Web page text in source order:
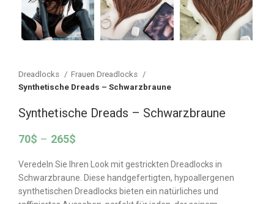
Dreadlocks
Frauen Dreadlocks
Synthetische Dreads – Schwarzbraune
Synthetische Dreads – Schwarzbraune
70$ – 265$
Veredeln Sie Ihren Look mit gestrickten Dreadlocks in
Schwarzbraune. Diese handgefertigten, hypoallergenen
synthetischen Dreadlocks bieten ein natürliches und